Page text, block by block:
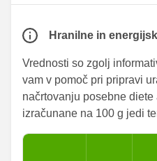
Hranilne in
Vrednosti so zgolj
vam v pomoč pri pripravi
načrtovanju posebne
izračunane na 100 g jedi